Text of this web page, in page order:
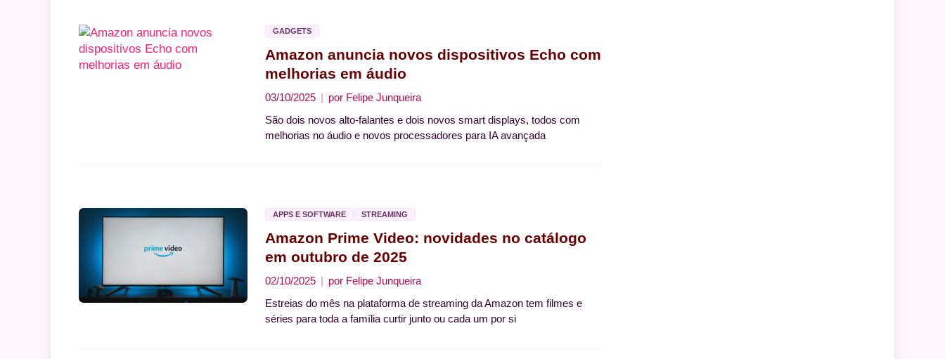
GADGETS
Amazon anuncia novos dispositivos Echo com
melhorias em áudio
03/10/2025 por Felipe Junqueira
São dois novos alto-falantes e dois novos smart displays, todos com
melhorias no áudio e novos processadores para IA avançada
APPS E SOFTWARE STREAMING
Amazon Prime Video: novidades no catálogo
em outubro de 2025
02/10/2025 por Felipe Junqueira
Estreias do mês na plataforma de streaming da Amazon tem filmes e
séries para toda a família curtir junto ou cada um por si